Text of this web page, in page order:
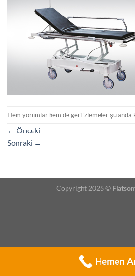
Hem yorumlar hem de geri izlemeler şu anda
← Önceki
Sonraki →
Copyright 2026 ©
Hemen